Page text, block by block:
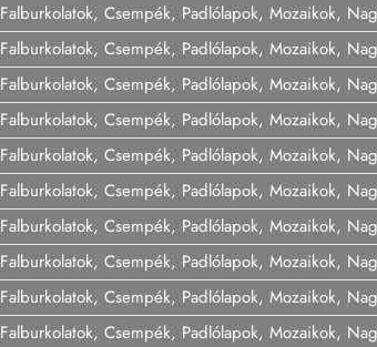
Falburkolatok, Csempék, Padlólapok, Mozaikok,
Falburkolatok, Csempék, Padlólapok, Mozaikok,
Falburkolatok, Csempék, Padlólapok, Mozaikok,
Falburkolatok, Csempék, Padlólapok, Mozaikok,
Falburkolatok, Csempék, Padlólapok, Mozaikok,
Falburkolatok, Csempék, Padlólapok, Mozaikok,
Falburkolatok, Csempék, Padlólapok, Mozaikok,
Falburkolatok, Csempék, Padlólapok, Mozaikok,
Falburkolatok, Csempék, Padlólapok, Mozaikok,
Falburkolatok, Csempék, Padlólapok, Mozaikok,